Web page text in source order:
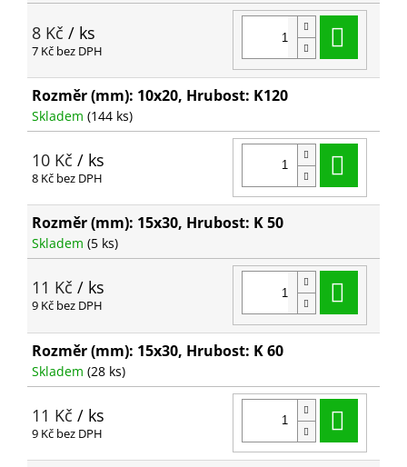
8 Kč / ks
7 Kč bez DPH
Rozměr (mm): 10x20, Hrubost: K120
Skladem (144 ks)
10 Kč / ks
8 Kč bez DPH
Rozměr (mm): 15x30, Hrubost: K 50
Skladem (5 ks)
11 Kč / ks
9 Kč bez DPH
Rozměr (mm): 15x30, Hrubost: K 60
Skladem (28 ks)
11 Kč / ks
9 Kč bez DPH